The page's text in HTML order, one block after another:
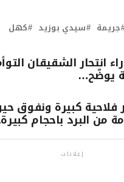
جريمة سيدي بوزيد كهل
انتحار الشقيقان
يوضّح…
فلاحية كبيرة ونفوق
من البرد باحجام
إعلانات